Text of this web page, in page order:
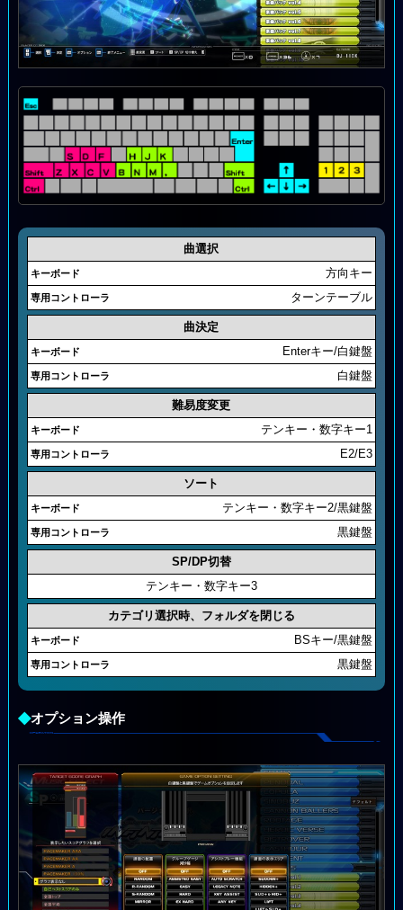
曲選択
方向キー
ターンテーブル
曲決定
Enterキー/白鍵盤
白鍵盤
難易度変更
テンキー・数字キー1
E2/E3
ソート
テンキー・数字キー2/黒鍵盤
黒鍵盤
SP/DP切替
テンキー・数字キー3
カテゴリ選択時、フォルダを閉じる
BSキー/黒鍵盤
黒鍵盤
◆オプション操作